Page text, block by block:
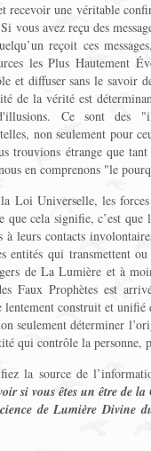
une véritable
vous avez reçu des
reçoit ces
les Plus Hautement
et diffuser sans le savoir
de la vérité est
Ce sont des
non seulement pour
trouvions étrange que
en comprenons "le
Loi Universelle, les
cela signifie, c’est que
à leurs contacts
qui transmettent
de La Lumière et à
Faux Prophètes est
lentement construit et
seulement déterminer
qui contrôle la personne,
la source de
si vous êtes un être de
de Lumière Divine